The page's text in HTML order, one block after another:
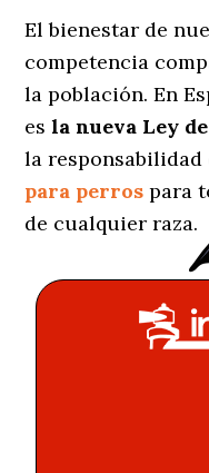
El bienestar de
competencia
la población. En
esla nueva Ley
la
para perros para
de cualquier raza.